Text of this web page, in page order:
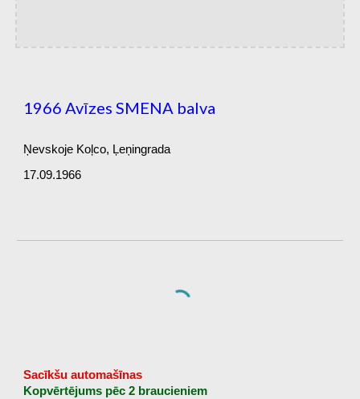
1966 Avīzes SMENA balva
Ņevskoje Koļco, Ļeņingrada
17.09.1966
Sacīkšu automašīnas
Kopvērtējums pēc 2 braucieniem